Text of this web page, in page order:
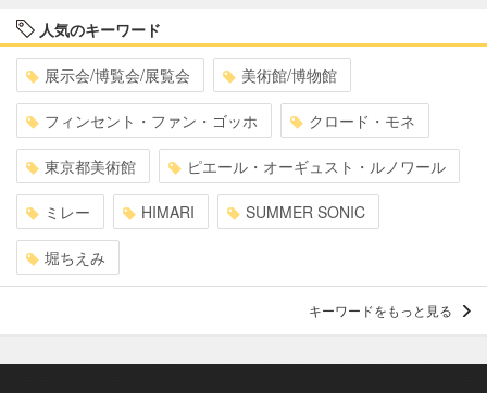
人気のキーワード
展示会/博覧会/展覧会 美術館/博物館
フィンセント・ファン・ゴッホ クロード・モネ
東京都美術館 ピエール・オーギュスト・ルノワール
ミレー HIMARI SUMMER SONIC
堀ちえみ
キーワードをもっと見る